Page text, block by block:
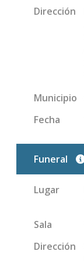
Dirección
Municipio
Fecha
Funeral
Lugar
Sala
Dirección